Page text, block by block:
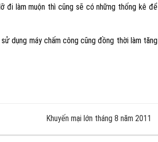
đi làm muộn thì cũng sẽ có những thống kê để
dụng máy chấm công cũng đồng thời làm tăng
Khuyến mại lớn tháng 8 năm 2011